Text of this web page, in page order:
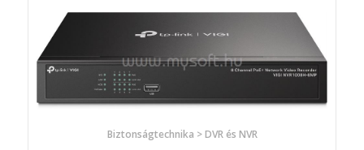
Biztonságtechnika > DVR és NVR